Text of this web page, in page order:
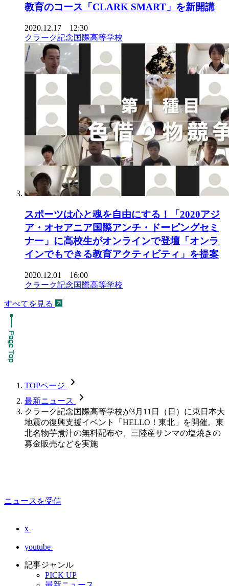
教育のコース「CLARK SMART」を新開講
2020.12.17 12:30
クラーク記念国際高等学校
スポーツは心と魂を自由にする！「2020アジ
ア・オセアニア国際アンチ・ドーピングセミ
ナー」に高校生がオンラインで登壇「オンラ
インでもできる教育アクティビティ」を提案
2020.12.01 16:00
クラーク記念国際高等学校
すべてを見る
TOPページ chevron_forward
最新ニュース chevron_forward
クラーク記念国際高等学校が3月11日（日）に東日本大
地震の復興支援イベント「HELLO！東北」を開催。東
北名物芋煮汁の無料配布や、三陸産サンマの塩焼きの
募金販売などを実施
ニュースを受信
x
youtube
記事ジャンル
PICK UP